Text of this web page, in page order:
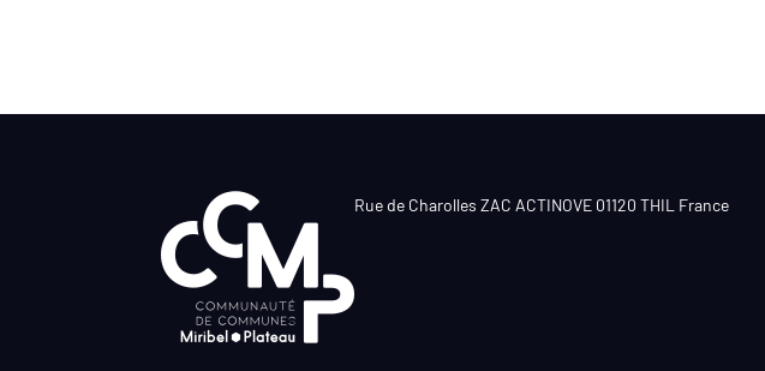
Rue de Charolles ZAC ACTINOVE 01120 THIL France